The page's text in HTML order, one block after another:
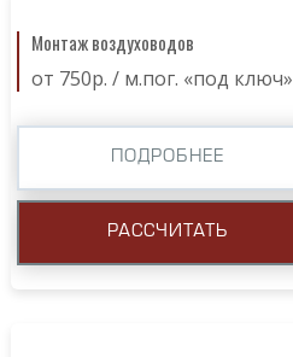
Монтаж воздуховодов
от 750р. / м.пог. «под ключ»
ПОДРОБНЕЕ
РАССЧИТАТЬ